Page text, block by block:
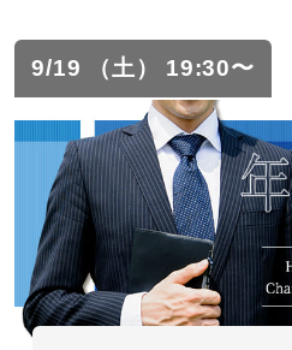
9/19 （土） 19:30〜